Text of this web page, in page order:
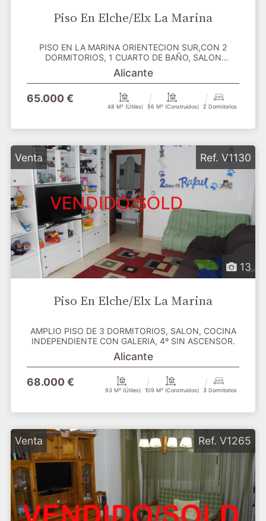
Piso En Elche/Elx La Marina
PISO EN LA MARINA ORIENTECION SUR,CON 2
DORMITORIOS, 1 CUARTO DE BAÑO, SALON
COMEDOR, COCINA INDEPENDIEN...
Alicante
65.000 €
48 M² (útiles) 56 M² (construidos) 2 Dormitorios
Venta
13
Ref. V1130
Piso En Elche/Elx La Marina
AMPLIO PISO DE 3 DORMITORIOS, SALON, COCINA
INDEPENDIENTE CON GALERIA, 4º SIN ASCENSOR.
Alicante
68.000 €
93 M² (útiles) 109 M² (construidos) 3 Dormitorios
Venta Ref. V1265